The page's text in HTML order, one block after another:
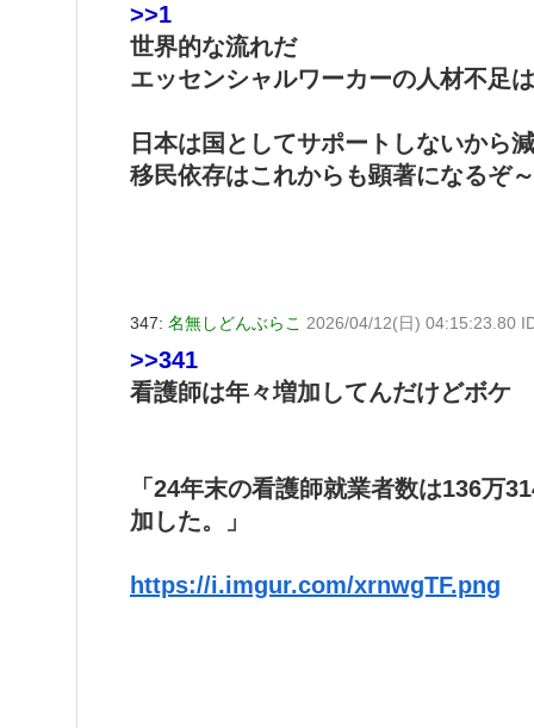
>>1
世界的な流れだ
エッセンシャルワーカーの人材不足は
日本は国としてサポートしないから
移民依存はこれからも顕著になるぞ
347: 名無しどんぶらこ 2026/04/12(日) 04:15:23.80
>>341
看護師は年々増加してんだけどボケ
「24年末の看護師就業者数は136万
加した。」
https://i.imgur.com/xrnwgTF.png